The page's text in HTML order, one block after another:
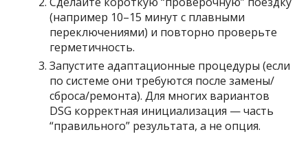
(например 10–15 минут с плавными
переключениями) и повторно проверьте
герметичность.
Запустите адаптационные процедуры (если
по системе они требуются после замены/
сброса/ремонта). Для многих вариантов
DSG корректная инициализация — часть
“правильного” результата, а не опция.